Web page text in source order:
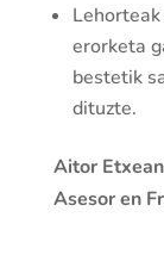
erorketa
bestetik
dituzte.
Aitor
Asesor en